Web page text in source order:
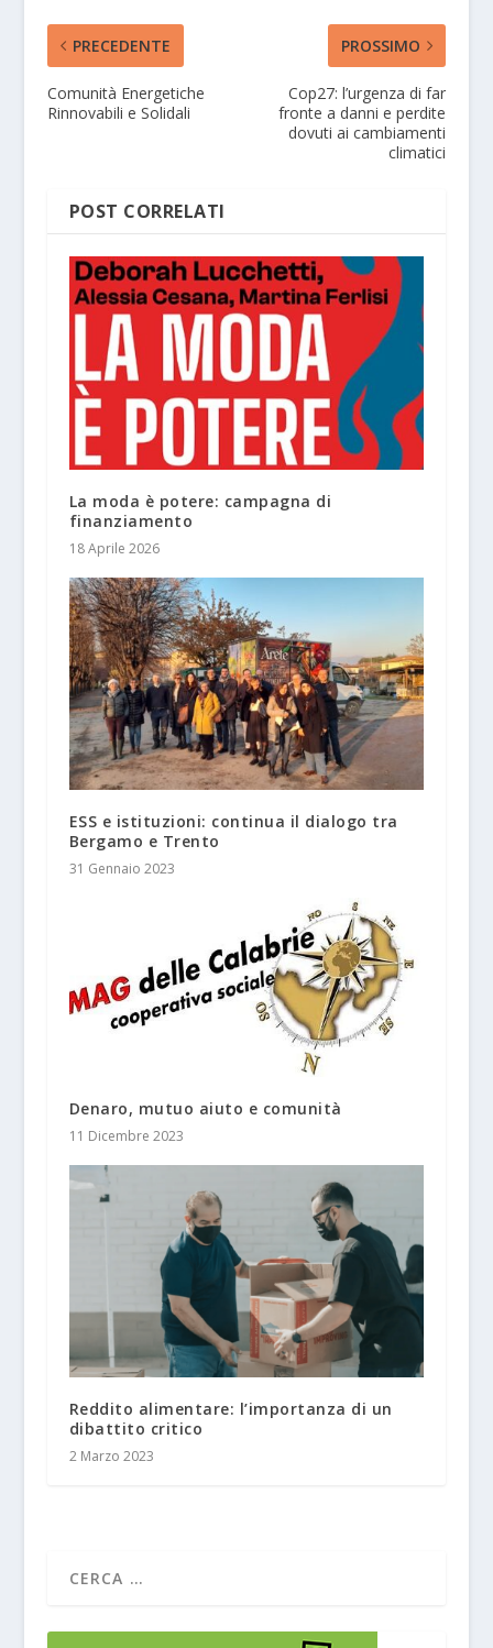
PRECEDENTE
Comunità Energetiche
Rinnovabili e Solidali
PROSSIMO
Cop27: l’urgenza di far
fronte a danni e perdite
dovuti ai cambiamenti
climatici
POST CORRELATI
La moda è potere: campagna di
finanziamento
18 Aprile 2026
ESS e istituzioni: continua il dialogo tra
Bergamo e Trento
31 Gennaio 2023
Denaro, mutuo aiuto e comunità
11 Dicembre 2023
Reddito alimentare: l’importanza di un
dibattito critico
2 Marzo 2023